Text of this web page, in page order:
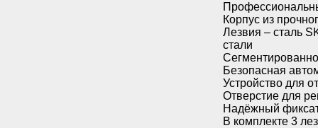
Корпус из
Лезвия – сталь
стали
Безопасная
Устройство для
Отверстие для
Надёжный
В комплекте 3